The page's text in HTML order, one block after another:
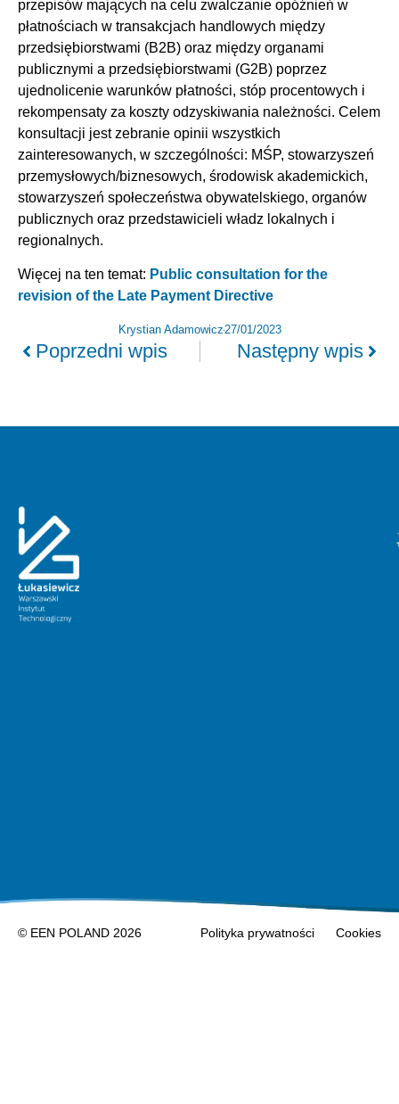
przepisów mających na celu zwalczanie opóźnień w
płatnościach w transakcjach handlowych między
przedsiębiorstwami (B2B) oraz między organami
publicznymi a przedsiębiorstwami (G2B) poprzez
ujednolicenie warunków płatności, stóp procentowych i
rekompensaty za koszty odzyskiwania należności. Celem
konsultacji jest zebranie opinii wszystkich
zainteresowanych, w szczególności: MŚP, stowarzyszeń
przemysłowych/biznesowych, środowisk akademickich,
stowarzyszeń społeczeństwa obywatelskiego, organów
publicznych oraz przedstawicieli władz lokalnych i
regionalnych.
Więcej na ten temat: Public consultation for the
revision of the Late Payment Directive
Krystian Adamowicz27/01/2023
Poprzedni wpis Następny wpis
© EEN POLAND 2026 Polityka prywatności Cookies